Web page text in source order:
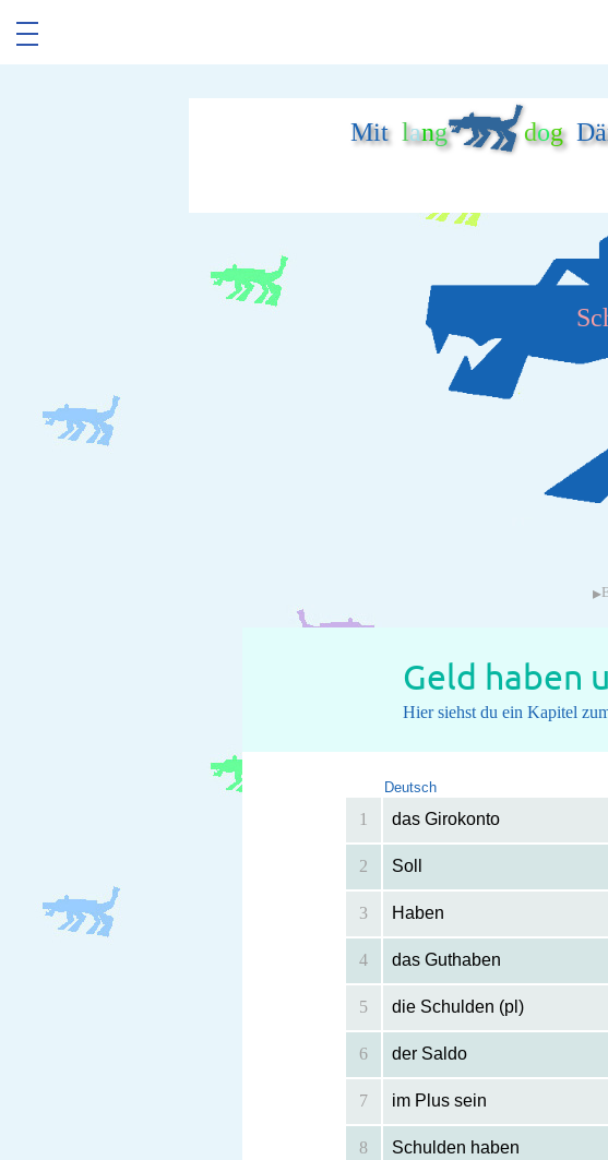
Mit lang dog
▸
Geld haben
Hier siehst du ein Kapitel
Deutsch
1 das Girokonto
2 Soll
3 Haben
4 das Guthaben
5 die Schulden (pl)
6 der Saldo
7 im Plus sein
8 Schulden haben